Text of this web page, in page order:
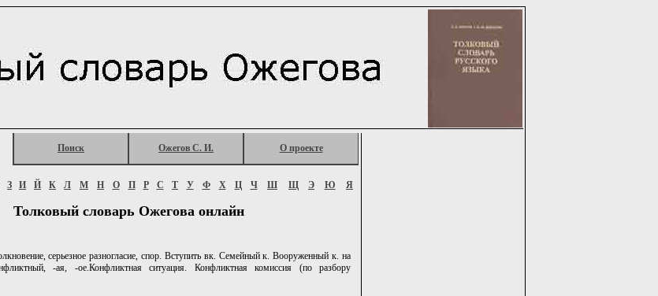
Поиск Ожегов С. И. О проекте
З И Й К Л М Н О П Р С Т У Ф Х Ц Ч Ш Щ Э Ю Я
Толковый словарь Ожегова онлайн
серьезное разногласие, спор. Вступить вк. Семейный к. Вооруженный к. на
-ая, -ое.Конфликтная ситуация. Конфликтная комиссия (по разбору